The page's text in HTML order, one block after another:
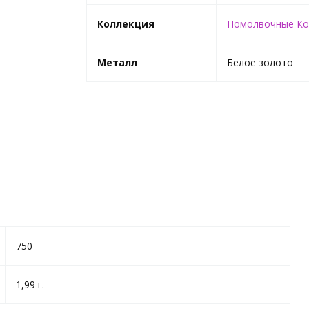
Коллекция Помолвочные
Металл Белое золото
750
1,99 г.